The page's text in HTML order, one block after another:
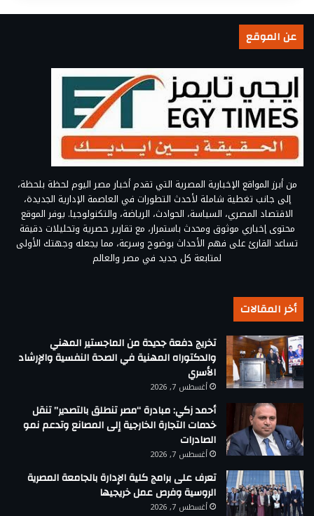
عن الموقع
من أبرز المواقع الإخبارية المصرية التي تقدم أخبار مصر اليوم لحظة بلحظة،
إلى جانب تغطية شاملة لأحدث التطورات في العاصمة الإدارية الجديدة،
الاقتصاد المصري، السياسة، الحوادث، الرياضة، والتكنولوجيا. يوفر الموقع
محتوى إخباري موثوق ومحدث باستمرار، مع تقارير حصرية وتحليلات دقيقة
تساعد القارئ على فهم الأحداث بوضوح وسرعة، مما يجعله وجهتك الأولى
لمتابعة كل جديد في مصر والعالم
أخر المقالات
تخريج دفعة جديدة من الماجستير المهني
والدكتوراه المهنية في الصحة النفسية والإرشاد
الأسري
أغسطس 7, 2026
أحمد زكي: مبادرة “مصر تنطلق بالتصدير” تنقل
خدمات التجارة الخارجية إلى المصانع وتدعم نمو
الصادرات
أغسطس 7, 2026
تعرف على برامج كلية الإدارة بالجامعة المصرية
الروسية وفرص عمل خريجيها
أغسطس 7, 2026